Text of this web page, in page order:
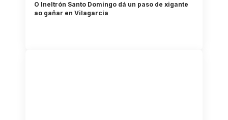
O Ineltrón Santo Domingo dá un paso de xigante
ao gañar en Vilagarcía